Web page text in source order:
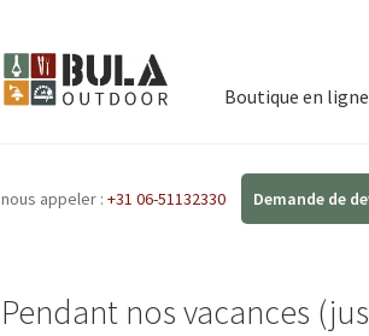
Boutique en ligne
nous appeler :+31 06-51132330
Pendant nos vacances